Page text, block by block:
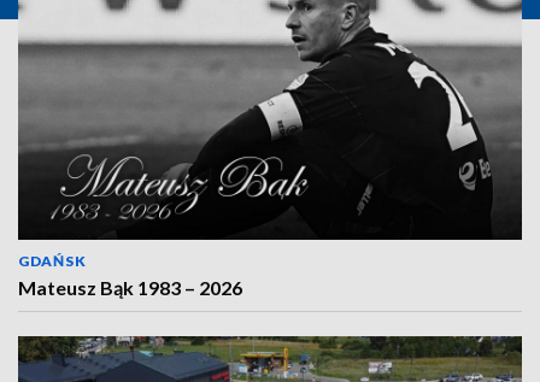
GDAŃSK
Mateusz Bąk 1983 – 2026